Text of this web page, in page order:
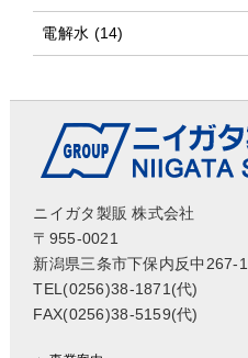
電解水 (14)
ニイガタ製販 株式会社
〒955-0021
新潟県三条市下保内反中267-1
TEL(0256)38-1871(代)
FAX(0256)38-5159(代)